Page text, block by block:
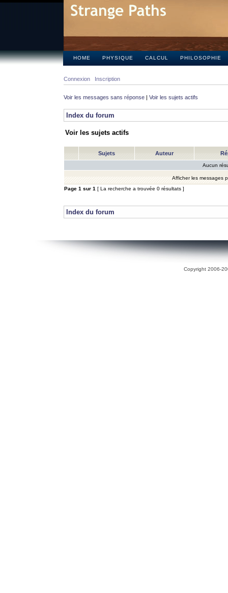
HOME PHYSIQUE CALCUL PHILOSOPHIE
Connexion Inscription
Voir les messages sans réponse | Voir les sujets actifs
Index du forum
Voir les sujets actifs
Sujets Auteur
Aucun
Afficher les messages
Page 1 sur 1 [ La recherche a trouvée 0 résultats ]
Index du forum
Copyright 2006-